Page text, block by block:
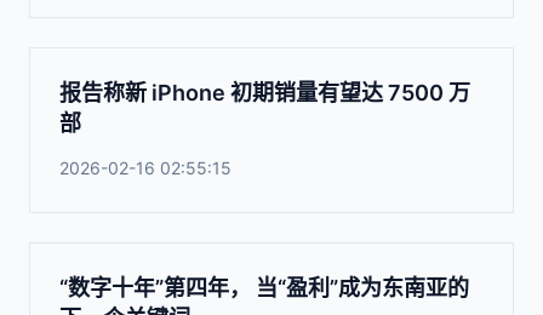
报告称新 iPhone 初期销量有望达 7500 万
部
2026-02-16 02:55:15
“数字十年”第四年， 当“盈利”成为东南亚的